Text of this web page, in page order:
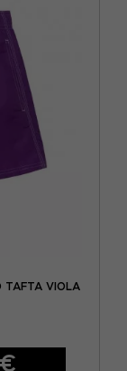
TAFTA VIOLA